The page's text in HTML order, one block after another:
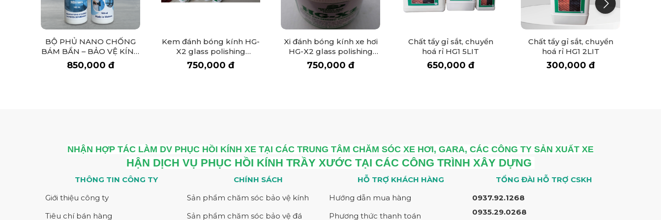
bám vào bề mặt kính sau mỗi lần dùng, lâu dần tạo thành lớp mờ trên kính
Tắm là nhu cầu hằng ngày nên chắc chắn nhà tắm vẫn luôn bị ướt và kính sẽ bị hấp thụ một
lượng ẩm và tụ sương trên bề mặt. Các ion sodium trong kính kết hợp với hydro trong nước
tạo thành chất ăn mòn kính
Sự thay đổi của khung nhôm
Bất kể một sản phẩm nào dù là hoàn hảo nhất cũng bị tá>Sự thay đổi của khung nhôm ền đẹp
cần một phương pháp mới và công nghệ phủ Nano ra đời.
Công nghệ phủ Nano vách kính nhà tắm là gì?
Đây là một công nghệ tiên tiến hiện đại sử dụng chất có tên là titan dioxide. Phủ lên bề mặt của
BỘ PHỦ NANO CHỐNG
BÁM BẨN – BẢO VỆ KÍNH
NHÀ TẮM LUÔN SÁNG
BÓNG
850,000 đ
Kem đánh bóng kính HG-
X2 glass polishing
compount 500 gr
750,000 đ
Xi đánh bóng kính xe hơi
HG-X2 glass polishing
compount 500 gr
750,000 đ
Chất tẩy gỉ sắt, chuyển
hoá rỉ HG1 5LIT
650,000 đ
Chất tẩy gỉ sắt, chuyển
hoá rỉ HG1 2LIT
300,000 đ
NHẬN HỢP TÁC LÀM DV PHỤC HỒI KÍNH XE TẠI CÁC TRUNG TÂM CHĂM SÓC XE HƠI, GARA, CÁC CÔNG TY SẢN XUẤT XE
HẬN DỊCH VỤ PHỤC HỒI KÍNH TRẦY XƯỚC TẠI CÁC CÔNG TRÌNH XÂY DỰNG
THÔNG TIN CÔNG TY CHÍNH SÁCH HỖ TRỢ KHÁCH HÀNG
TỔNG ĐÀI HỖ TRỢ CSKH
Giới thiệu công ty
Tiêu chí bán hàng
Sản phẩm chăm sóc bảo vệ kính
Sản phẩm chăm sóc bảo vệ đá
Hướng dẫn mua hàng
Phương thức thanh toán
0937.92.1268
0935.29.0268